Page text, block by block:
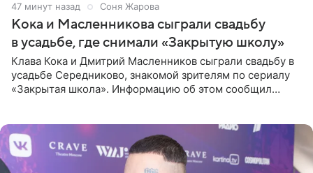
47 минут назад Соня Жарова
Кока и Масленникова сыграли свадьбу
в усадьбе, где снимали «Закрытую школу»
Клава Кока и Дмитрий Масленников сыграли свадьбу в
усадьбе Середниково, знакомой зрителям по сериалу
«Закрытая школа». Информацию об этом сообщил